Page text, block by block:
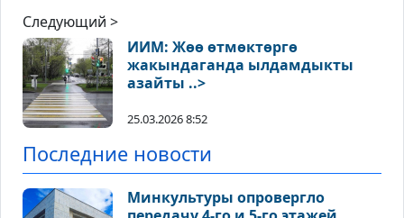
Следующий >
ИИМ: Жөө өтмөктөргө
жакындаганда ылдамдыкты
азайты ..>
25.03.2026 8:52
Последние новости
Минкультуры опровергло